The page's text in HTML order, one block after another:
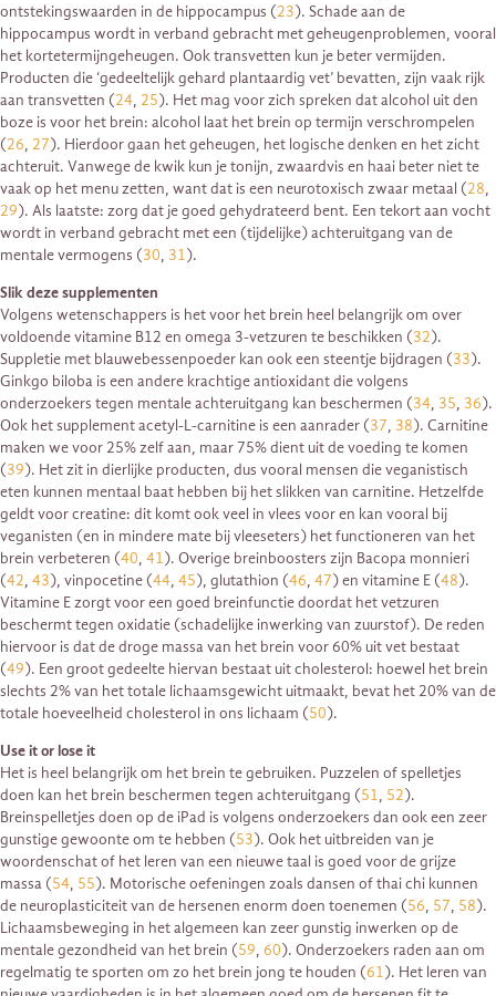
ontstekingswaarden in de hippocampus (23). Schade aan de
hippocampus wordt in verband gebracht met geheugenproblemen, vooral
het kortetermijngeheugen. Ook transvetten kun je beter vermijden.
Producten die ‘gedeeltelijk gehard plantaardig vet’ bevatten, zijn vaak rijk
aan transvetten (24, 25). Het mag voor zich spreken dat alcohol uit den
boze is voor het brein: alcohol laat het brein op termijn verschrompelen
(26, 27). Hierdoor gaan het geheugen, het logische denken en het zicht
achteruit. Vanwege de kwik kun je tonijn, zwaardvis en haai beter niet te
vaak op het menu zetten, want dat is een neurotoxisch zwaar metaal (28,
29). Als laatste: zorg dat je goed gehydrateerd bent. Een tekort aan vocht
wordt in verband gebracht met een (tijdelijke) achteruitgang van de
mentale vermogens (30, 31).
Slik deze supplementen
Volgens wetenschappers is het voor het brein heel belangrijk om over
voldoende vitamine B12 en omega 3-vetzuren te beschikken (32).
Suppletie met blauwebessenpoeder kan ook een steentje bijdragen (33).
Ginkgo biloba is een andere krachtige antioxidant die volgens
onderzoekers tegen mentale achteruitgang kan beschermen (34, 35, 36).
Ook het supplement acetyl-L-carnitine is een aanrader (37, 38). Carnitine
maken we voor 25% zelf aan, maar 75% dient uit de voeding te komen
(39). Het zit in dierlijke producten, dus vooral mensen die veganistisch
eten kunnen mentaal baat hebben bij het slikken van carnitine. Hetzelfde
geldt voor creatine: dit komt ook veel in vlees voor en kan vooral bij
veganisten (en in mindere mate bij vleeseters) het functioneren van het
brein verbeteren (40, 41). Overige breinboosters zijn Bacopa monnieri
(42, 43), vinpocetine (44, 45), glutathion (46, 47) en vitamine E (48).
Vitamine E zorgt voor een goed breinfunctie doordat het vetzuren
beschermt tegen oxidatie (schadelijke inwerking van zuurstof). De reden
hiervoor is dat de droge massa van het brein voor 60% uit vet bestaat
(49). Een groot gedeelte hiervan bestaat uit cholesterol: hoewel het brein
slechts 2% van het totale lichaamsgewicht uitmaakt, bevat het 20% van de
totale hoeveelheid cholesterol in ons lichaam (50).
Use it or lose it
Het is heel belangrijk om het brein te gebruiken. Puzzelen of spelletjes
doen kan het brein beschermen tegen achteruitgang (51, 52).
Breinspelletjes doen op de iPad is volgens onderzoekers dan ook een zeer
gunstige gewoonte om te hebben (53). Ook het uitbreiden van je
woordenschat of het leren van een nieuwe taal is goed voor de grijze
massa (54, 55). Motorische oefeningen zoals dansen of thai chi kunnen
de neuroplasticiteit van de hersenen enorm doen toenemen (56, 57, 58).
Lichaamsbeweging in het algemeen kan zeer gunstig inwerken op de
mentale gezondheid van het brein (59, 60). Onderzoekers raden aan om
regelmatig te sporten om zo het brein jong te houden (61). Het leren van